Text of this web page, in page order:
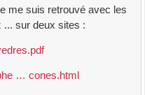
me suis retrouvé avec les
... sur deux sites :
… cones.html